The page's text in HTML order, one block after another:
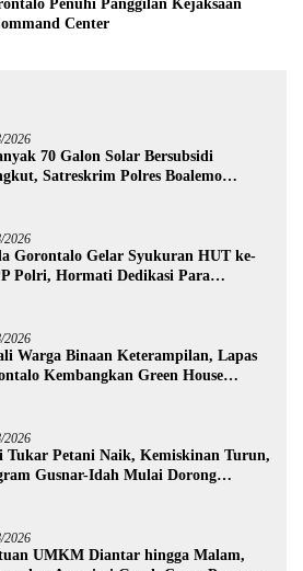
Penuhi Panggilan Kejaksaan
Center
2026
70 Galon Solar Bersubsidi
Satreskrim Polres Boalemo
2026
Gorontalo Gelar Syukuran HUT ke-
Polri, Hormati Dedikasi Para
2026
Warga Binaan Keterampilan, Lapas
Kembangkan Green House
2026
Tukar Petani Naik, Kemiskinan Turun,
Gusnar-Idah Mulai Dorong
2026
UMKM Diantar hingga Malam,